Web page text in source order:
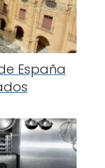
España